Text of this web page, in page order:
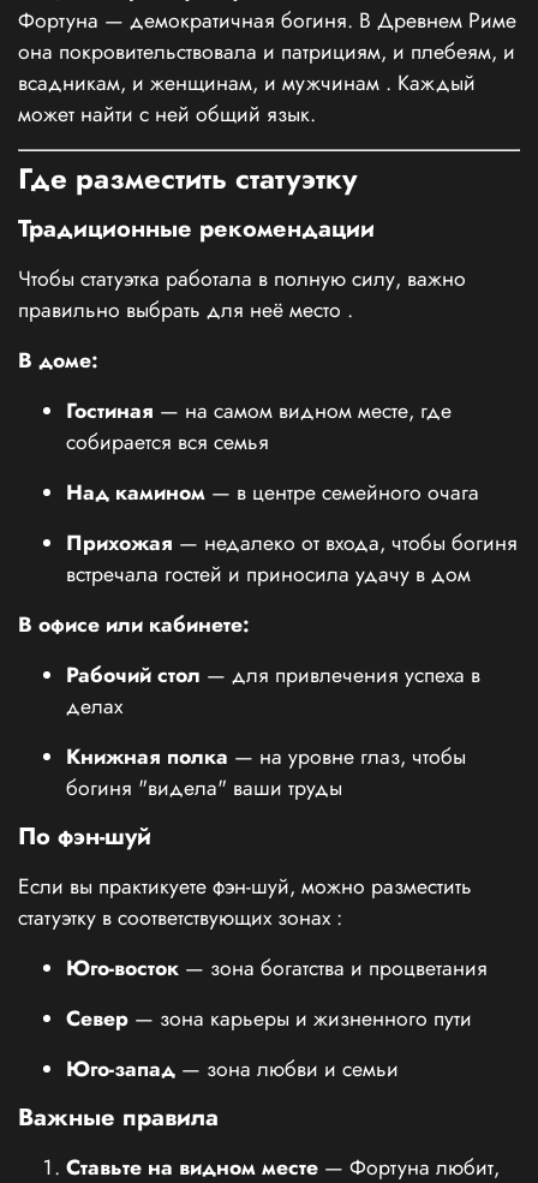
Фортуна — демократичная богиня. В Древнем Риме
она покровительствовала и патрициям, и плебеям, и
всадникам, и женщинам, и мужчинам . Каждый
может найти с ней общий язык.
Где разместить статуэтку
Традиционные рекомендации
Чтобы статуэтка работала в полную силу, важно
правильно выбрать для неё место .
В доме:
Гостиная — на самом видном месте, где
собирается вся семья
Над камином — в центре семейного очага
Прихожая — недалеко от входа, чтобы богиня
встречала гостей и приносила удачу в дом
В офисе или кабинете:
Рабочий стол — для привлечения успеха в
делах
Книжная полка — на уровне глаз, чтобы
богиня "видела" ваши труды
По фэн-шуй
Если вы практикуете фэн-шуй, можно разместить
статуэтку в соответствующих зонах:
Юго-восток — зона богатства и процветания
Север — зона карьеры и жизненного пути
Юго-запад — зона любви и семьи
Важные правила
Ставьте на видном месте — Фортуна любит,